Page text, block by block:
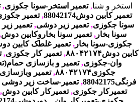
استخر و شنا, تعمیر استخر-سونا جکوزی,
تعمیر کابین دوش88042174
,تعمیر
سونا جکوزی,تعمیر زیر دوشی,تعمیر
سونا بخار,تعمیر سونا بخاروکابین دوش
جکوزی-سونا بخار ,تعمیر غلطک کابین
کابین دوش۸۸۰۴۲۱۷۴,تعمیر کار جکوزی,
وان-جکوزی,تعمیر و بازسازی
جکوزی۸۸۰۴۲۱۷۴,تعمیر
فرنگی88042175
,تعمیر-ساخت زیر دوشی با
تعمیرکار جکوزی,تعمیرکار کابین دوش